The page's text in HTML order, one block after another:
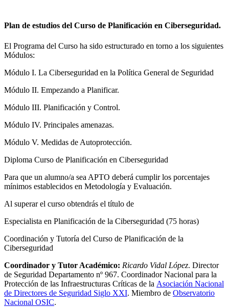
Plan de estudios del Curso de Planificación en Ciberseguridad.
El Programa del Curso ha sido estructurado en torno a los siguientes
Módulos:
Módulo I. La Ciberseguridad en la Política General de Seguridad
Módulo II. Empezando a Planificar.
Módulo III. Planificación y Control.
Módulo IV. Principales amenazas.
Módulo V. Medidas de Autoprotección.
Diploma Curso de Planificación en Ciberseguridad
Para que un alumno/a sea APTO deberá cumplir los porcentajes
mínimos establecidos en Metodología y Evaluación.
Al superar el curso obtendrás el título de
Especialista en Planificación de la Ciberseguridad (75 horas)
Coordinación y Tutoría del Curso de Planificación de la
Ciberseguridad
Coordinador y Tutor Académico: Ricardo Vidal López. Director
de Seguridad Departamento nº 967. Coordinador Nacional para la
Protección de las Infraestructuras Críticas de la Asociación Nacional
de Directores de Seguridad Siglo XXI. Miembro de Observatorio
Nacional OSIC.